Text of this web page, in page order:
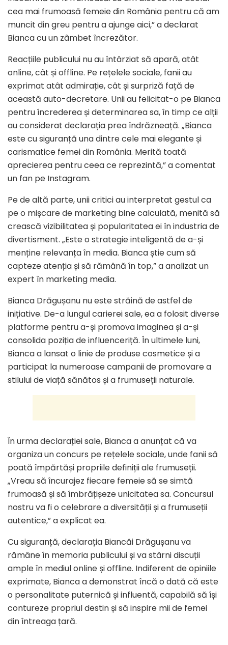
cea mai frumoasă femeie din România pentru că am
muncit din greu pentru a ajunge aici,” a declarat
Bianca cu un zâmbet încrezător.
Reacțiile publicului nu au întârziat să apară, atât
online, cât și offline. Pe rețelele sociale, fanii au
exprimat atât admirație, cât și surpriză față de
această auto-decretare. Unii au felicitat-o pe Bianca
pentru încrederea și determinarea sa, în timp ce alții
au considerat declarația prea îndrăzneață. „Bianca
este cu siguranță una dintre cele mai elegante și
carismatice femei din România. Merită toată
aprecierea pentru ceea ce reprezintă,” a comentat
un fan pe Instagram.
Pe de altă parte, unii critici au interpretat gestul ca
pe o mișcare de marketing bine calculată, menită să
crească vizibilitatea și popularitatea ei în industria de
divertisment. „Este o strategie inteligentă de a-și
menține relevanța în media. Bianca știe cum să
capteze atenția și să rămână în top,” a analizat un
expert în marketing media.
Bianca Drăgușanu nu este străină de astfel de
inițiative. De-a lungul carierei sale, ea a folosit diverse
platforme pentru a-și promova imaginea și a-și
consolida poziția de influenceriță. În ultimele luni,
Bianca a lansat o linie de produse cosmetice și a
participat la numeroase campanii de promovare a
stilului de viață sănătos și a frumuseții naturale.
În urma declarației sale, Bianca a anunțat că va
organiza un concurs pe rețelele sociale, unde fanii să
poată împărtăși propriile definiții ale frumuseții.
„Vreau să încurajez fiecare femeie să se simtă
frumoasă și să îmbrățișeze unicitatea sa. Concursul
nostru va fi o celebrare a diversității și a frumuseții
autentice,” a explicat ea.
Cu siguranță, declarația Biancăi Drăgușanu va
rămâne în memoria publicului și va stârni discuții
ample în mediul online și offline. Indiferent de opiniile
exprimate, Bianca a demonstrat încă o dată că este
o personalitate puternică și influentă, capabilă să își
contureze propriul destin și să inspire mii de femei
din întreaga țară.